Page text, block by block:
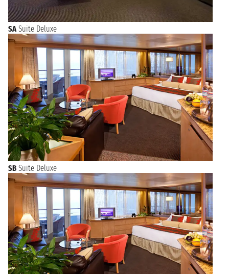
SA Suite Deluxe
SB Suite Deluxe